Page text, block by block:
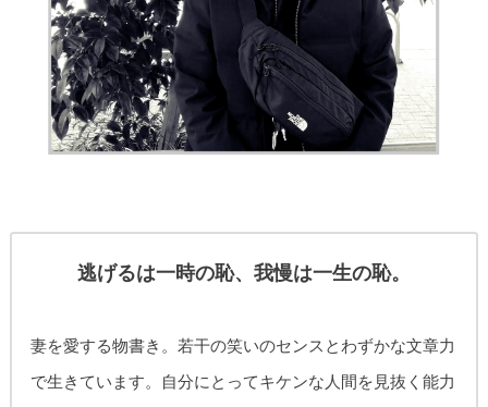
逃げるは一時の恥、我慢は一生の恥。
妻を愛する物書き。 若干の笑いのセンスとわずかな文章力
で生きています。自分にとってキケンな人間を見抜く能力